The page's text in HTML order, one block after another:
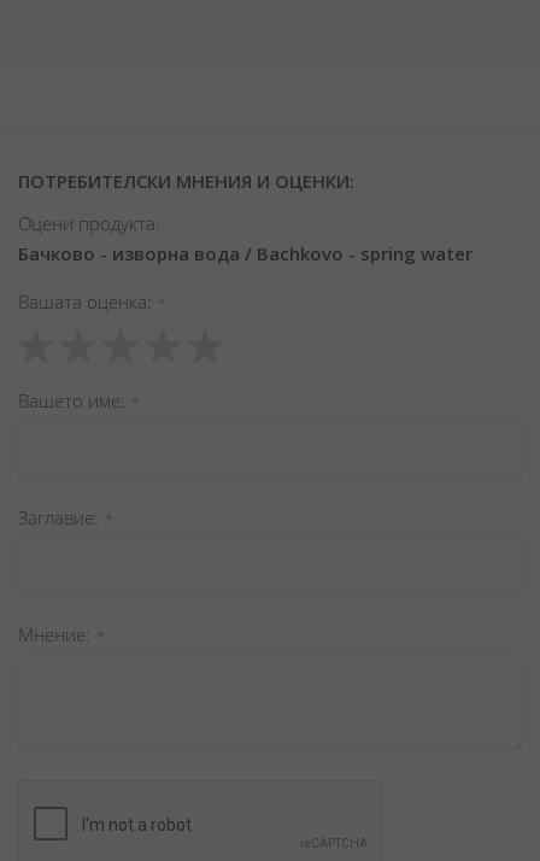
ПОТРЕБИТЕЛСКИ МНЕНИЯ И ОЦЕНКИ:
Оцени продукта:
Бачково - изворна вода / Bachkovo - spring water
Вашата оценка
star
stars
stars
stars
stars
Вашето име
Заглавиe
Мнение